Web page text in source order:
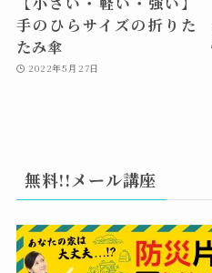
手のひらサイズの折りた
たみ傘
2022年5月27日
無料!!メール講座